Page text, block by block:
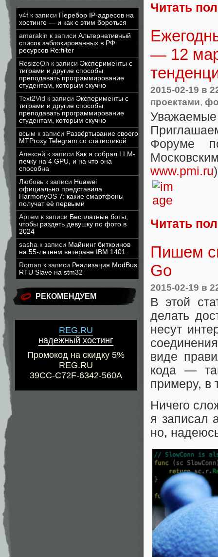
v4f к записи Перебор IP-адресов на
хостинге — и как с этим бороться
amarakin к записи Альтернативный
список заблокированных в РФ
ресурсов Re:filter
ResizeOn к записи Эксперименты с
тиграми и другие способы
преподавать программирование
студентам, которым скучно
Text2Vid к записи Эксперименты с
тиграми и другие способы
преподавать программирование
студентам, которым скучно
всым к записи Развёртывание своего
MTProxy Telegram со статистикой
Алексей к записи Как я собрал LLM-
печку на 4 GPU, и на что она
способна
Любовь к записи Huawei
официально представила
HarmonyOS 7: какие смартфоны
получат её первыми
Артем к записи Бесплатные боты,
чтобы раздеть девушку по фото в
2024
sasha к записи Майнинг биткоинов
на 55-летнем ветеране IBM 1401
Roman к записи Реализация ModBus
RTU Slave на stm32
РЕКОМЕНДУЕМ
REG.RU
надежный хостинг
Промокод на скидку 5%
REG.RU
39CC-C72F-6342-560A
Читать
— 12
2015-02-19 в
проектами,
Уважаемые
Форуме
www.pmi.ru
Читать
Пишем
Go
2015-02-19 в
В этой
делать
несут
виде
кода —
примеру, в
Ничего
я записал
но,